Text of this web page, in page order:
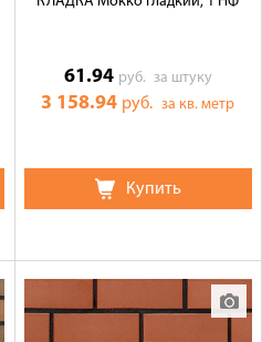
61.94 руб. за штуку
3 158.94 руб.за кв. метр
Купить